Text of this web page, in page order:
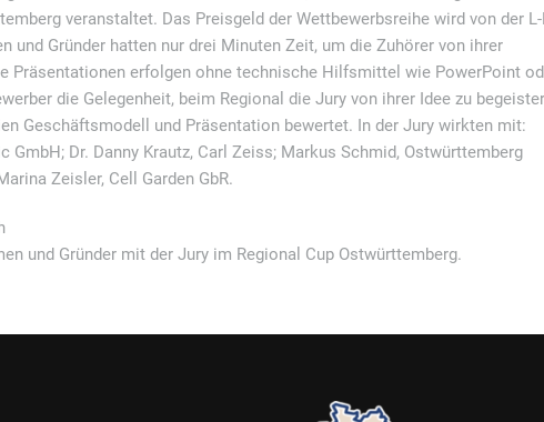
veranstaltet. Das Preisgeld der Wettbewerbsreihe wird von der
und Gründer hatten nur drei Minuten Zeit, um die Zuhörer von ihrer
Präsentationen erfolgen ohne technische Hilfsmittel wie PowerPoint
die Gelegenheit, beim Regional die Jury von ihrer Idee zu
Geschäftsmodell und Präsentation bewertet. In der Jury wirkten mit:
GmbH; Dr. Danny Krautz, Carl Zeiss; Markus Schmid, Ostwürttemberg
Zeisler, Cell Garden GbR.
und Gründer mit der Jury im Regional Cup Ostwürttemberg.